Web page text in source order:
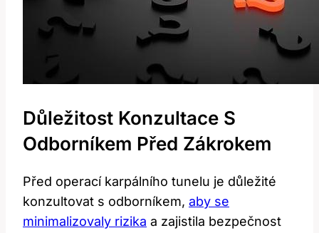
Důležitost Konzultace S
Odborníkem Před Zákrokem
Před operací karpálního tunelu je důležité
konzultovat s odborníkem, aby se
minimalizovaly rizika a zajistila bezpečnost